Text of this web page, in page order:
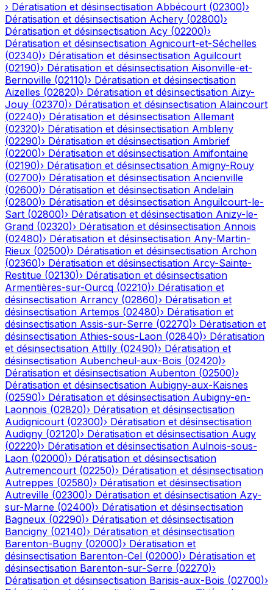
› Dératisation et désinsectisation Abbécourt (02300)›
Dératisation et désinsectisation Achery (02800)›
Dératisation et désinsectisation Acy (02200)›
Dératisation et désinsectisation Agnicourt-et-Séchelles
(02340)› Dératisation et désinsectisation Aguilcourt
(02190)› Dératisation et désinsectisation Aisonville-et-
Bernoville (02110)› Dératisation et désinsectisation
Aizelles (02820)› Dératisation et désinsectisation Aizy-
Jouy (02370)› Dératisation et désinsectisation Alaincourt
(02240)› Dératisation et désinsectisation Allemant
(02320)› Dératisation et désinsectisation Ambleny
(02290)› Dératisation et désinsectisation Ambrief
(02200)› Dératisation et désinsectisation Amifontaine
(02190)› Dératisation et désinsectisation Amigny-Rouy
(02700)› Dératisation et désinsectisation Ancienville
(02600)› Dératisation et désinsectisation Andelain
(02800)› Dératisation et désinsectisation Anguilcourt-le-
Sart (02800)› Dératisation et désinsectisation Anizy-le-
Grand (02320)› Dératisation et désinsectisation Annois
(02480)› Dératisation et désinsectisation Any-Martin-
Rieux (02500)› Dératisation et désinsectisation Archon
(02360)› Dératisation et désinsectisation Arcy-Sainte-
Restitue (02130)› Dératisation et désinsectisation
Armentières-sur-Ourcq (02210)› Dératisation et
désinsectisation Arrancy (02860)› Dératisation et
désinsectisation Artemps (02480)› Dératisation et
désinsectisation Assis-sur-Serre (02270)› Dératisation et
désinsectisation Athies-sous-Laon (02840)› Dératisation
et désinsectisation Attilly (02490)› Dératisation et
désinsectisation Aubencheul-aux-Bois (02420)›
Dératisation et désinsectisation Aubenton (02500)›
Dératisation et désinsectisation Aubigny-aux-Kaisnes
(02590)› Dératisation et désinsectisation Aubigny-en-
Laonnois (02820)› Dératisation et désinsectisation
Audignicourt (02300)› Dératisation et désinsectisation
Audigny (02120)› Dératisation et désinsectisation Augy
(02220)› Dératisation et désinsectisation Aulnois-sous-
Laon (02000)› Dératisation et désinsectisation
Autremencourt (02250)› Dératisation et désinsectisation
Autreppes (02580)› Dératisation et désinsectisation
Autreville (02300)› Dératisation et désinsectisation Azy-
sur-Marne (02400)› Dératisation et désinsectisation
Bagneux (02290)› Dératisation et désinsectisation
Bancigny (02140)› Dératisation et désinsectisation
Barenton-Bugny (02000)› Dératisation et
désinsectisation Barenton-Cel (02000)› Dératisation et
désinsectisation Barenton-sur-Serre (02270)›
Dératisation et désinsectisation Barisis-aux-Bois (02700)›